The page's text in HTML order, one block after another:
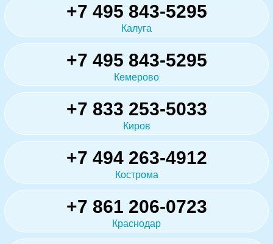
+7 495 843-5295
Калуга
+7 495 843-5295
Кемерово
+7 833 253-5033
Киров
+7 494 263-4912
Кострома
+7 861 206-0723
Краснодар